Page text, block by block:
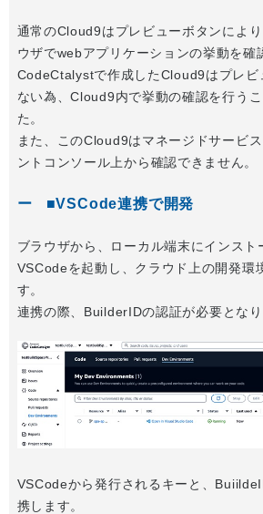
通常のCloud9はプレビューボタンによ
ウザでwebアプリケーションの挙動を確
CodeCtalystで作成したCloud9はプレビ
ない為、Cloud9内で挙動の確認を行う
た。
また、このCloud9はマネージドサービ
ントコンソール上から確認できません。
■VSCode連携で開発
ブラウザから、ローカル端末にインスト
VSCodeを起動し、クラウド上の開発環
す。
連携の際、BuilderIDの認証が必要となり
VSCodeから発行されるキーと、
携します。